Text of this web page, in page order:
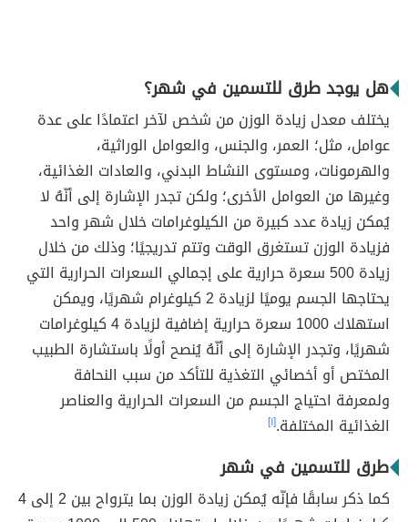
هل يوجد طرق للتسمين في شهر؟
يختلف معدل زيادة الوزن من شخص لآخر اعتمادًا على عدة
عوامل، مثل؛ العمر، والجنس، والعوامل الوراثية،
والهرمونات، ومستوى النشاط البدني، والعادات الغذائية،
وغيرها من العوامل الأخرى؛ ولكن تجدر الإشارة إلى أنّهُ لا
يُمكن زيادة عدد كبيرة من الكيلوغرامات خلال شهر واحد
فزيادة الوزن تستغرق الوقت وتتم تدريجيًا؛ وذلك من خلال
زيادة 500 سعرة حرارية على إجمالي السعرات الحرارية التي
يحتاجها الجسم يوميًا لزيادة 2 كيلوغرام شهريًا، ويمكن
استهلاك 1000 سعرة حرارية إضافية لزيادة 4 كيلوغرامات
شهريًا، وتجدر الإشارة إلى أنّهُ يُنصح أولًا باستشارة الطبيب
المختص أو أخصائي التغذية للتأكد من سبب النحافة
ولمعرفة احتياج الجسم من السعرات الحرارية والعناصر
الغذائية المختلفة.[١]
طرق للتسمين في شهر
كما ذكر سابقًا فإنّه يُمكن زيادة الوزن بما يترواح بين 2 إلى 4